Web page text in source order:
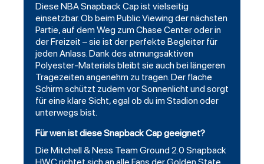
Diese NBA Snapback Cap ist vielseitig
einsetzbar. Ob beim Public Viewing der nächsten
Partie, auf dem Weg zum Chase Center oder in
der Freizeit – sie ist der perfekte Begleiter für
jeden Anlass. Dank des atmungsaktiven
Polyester-Materials bleibt sie auch bei längeren
Tragezeiten angenehm zu tragen. Der flache
Schirm schützt zudem vor Sonnenlicht und sorgt
für eine klare Sicht, egal ob du im Stadion oder
unterwegs bist.
Für wen ist diese Snapback Cap geeignet?
Die Mitchell & Ness Team Ground 2.0 Snapback